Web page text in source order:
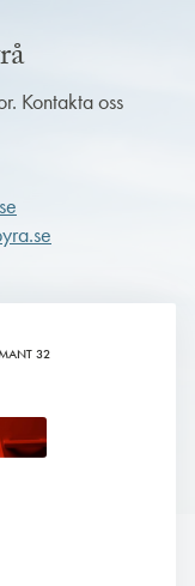
Kontakta oss
32